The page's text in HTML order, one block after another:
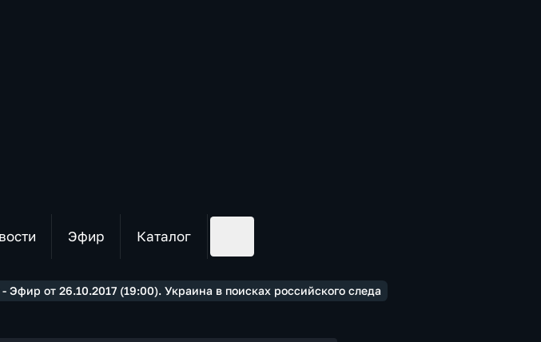
Эфир Каталог
Эфир от 26.10.2017 (19:00). Украина в поисках российского следа